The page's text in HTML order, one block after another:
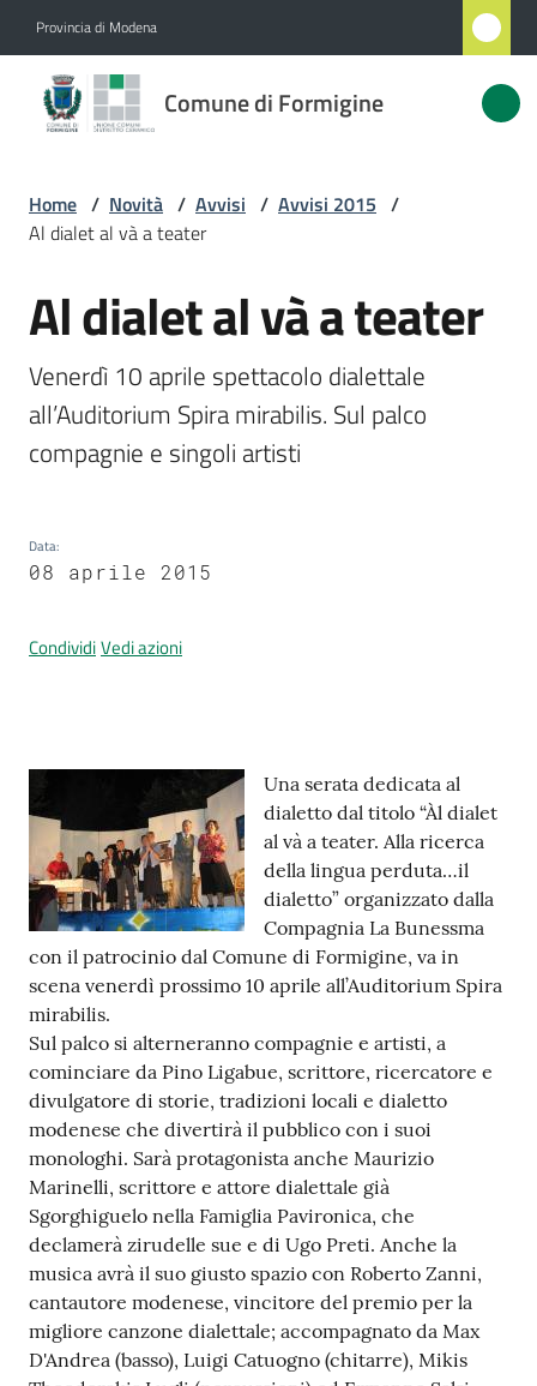
Provincia di Modena
Comune di Formigine
Comune
di
Novità
Servizi
Vivere
Prenotazione
appuntamenti
e
t
a
M
e
t
e
o
Tutti
gli
argomenti...
Seguici
su
Home / Novità / Avvisi / Avvisi 2015 /
Al dialet al và a teater
Salta al contenuto
Al dialet al và a teater
Venerdì 10 aprile spettacolo dialettale
all’Auditorium Spira mirabilis. Sul palco
compagnie e singoli artisti
Data:
08 aprile 2015
CondividiVedi azioni
Contenuto
Una serata dedicata al
dialetto dal titolo “Àl dialet
al và a teater. Alla ricerca
della lingua perduta…il
dialetto” organizzato dalla
Compagnia La Bunessma
con il patrocinio dal Comune di Formigine, va in
scena venerdì prossimo 10 aprile all’Auditorium Spira
mirabilis.
Sul palco si alterneranno compagnie e artisti, a
cominciare da Pino Ligabue, scrittore, ricercatore e
divulgatore di storie, tradizioni locali e dialetto
modenese che divertirà il pubblico con i suoi
monologhi. Sarà protagonista anche Maurizio
Marinelli, scrittore e attore dialettale già
Sgorghiguelo nella Famiglia Pavironica, che
declamerà zirudelle sue e di Ugo Preti. Anche la
musica avrà il suo giusto spazio con Roberto Zanni,
cantautore modenese, vincitore del premio per la
migliore canzone dialettale; accompagnato da Max
D'Andrea (basso), Luigi Catuogno (chitarre), Mikis